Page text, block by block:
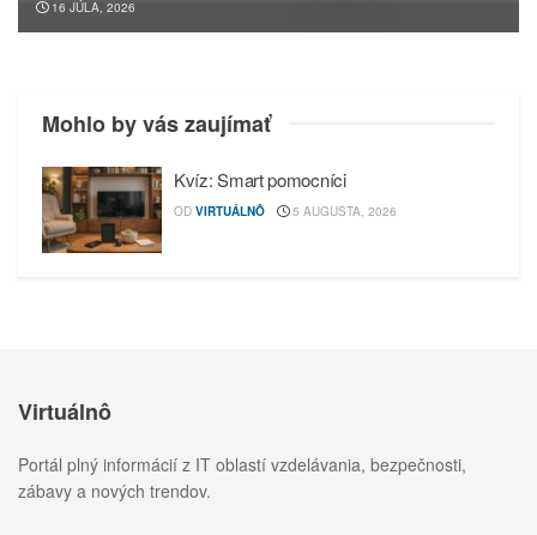
16 JÚLA, 2026
Mohlo by vás zaujímať
Kvíz: Smart pomocníci
OD VIRTUÁLNÔ 5 AUGUSTA, 2026
Virtuálnô
Portál plný informácií z IT oblastí vzdelávania, bezpečnosti,
zábavy a nových trendov.